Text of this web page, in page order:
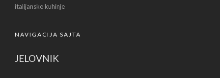
italijanske kuhinje
NAVIGACIJA SAJTA
JELOVNIK